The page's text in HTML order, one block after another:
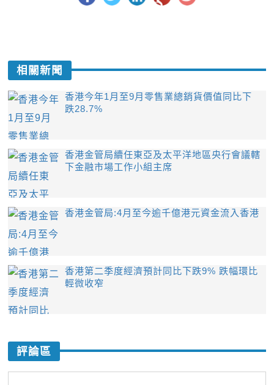
相關新聞
香港今年1月至9月零售業總銷貨價值同比下
跌28.7%
香港金管局續任東亞及太平洋地區央行會議轄
下金融市場工作小組主席
香港金管局:4月至今逾千億港元資金流入香港
香港第二季度經濟預計同比下跌9% 跌幅環比
輕微收窄
評論區